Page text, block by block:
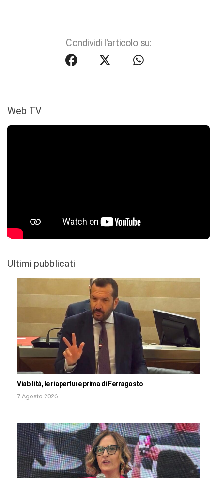
Condividi l'articolo su:
Web TV
Ultimi pubblicati
Viabilità, le riaperture prima di Ferragosto
7 Agosto 2026